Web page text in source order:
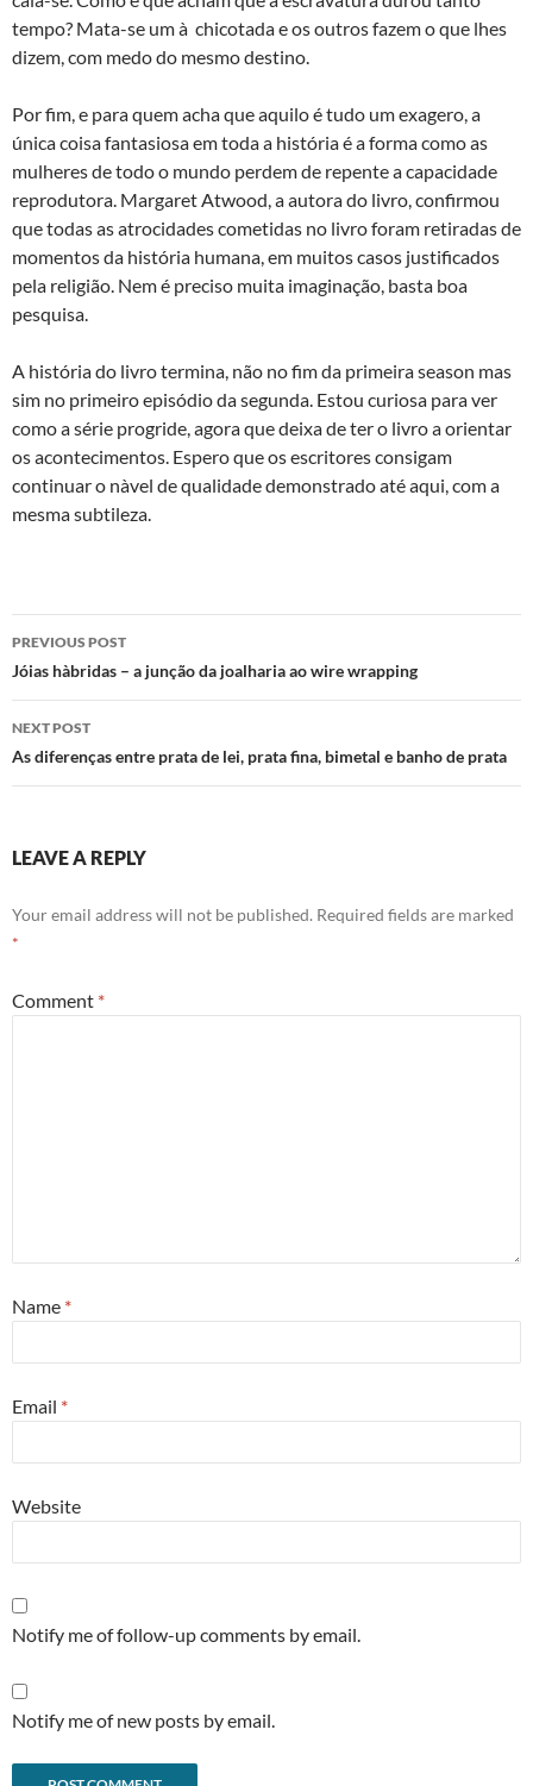
tempo? Mata-se um à chicotada e os outros fazem o que lhes
dizem, com medo do mesmo destino.
Por fim, e para quem acha que aquilo é tudo um exagero, a
única coisa fantasiosa em toda a história é a forma como as
mulheres de todo o mundo perdem de repente a capacidade
reprodutora. Margaret Atwood, a autora do livro, confirmou
que todas as atrocidades cometidas no livro foram retiradas de
momentos da história humana, em muitos casos justificados
pela religião. Nem é preciso muita imaginação, basta boa
pesquisa.
A história do livro termina, não no fim da primeira season mas
sim no primeiro episódio da segunda. Estou curiosa para ver
como a série progride, agora que deixa de ter o livro a orientar
os acontecimentos. Espero que os escritores consigam
continuar o nà­vel de qualidade demonstrado até aqui, com a
mesma subtileza.
Post
navigation
PREVIOUS POST
Jóias hà­bridas – a junção da joalharia ao wire wrapping
NEXT POST
As diferenças entre prata de lei, prata fina, bimetal e banho de prata
LEAVE A REPLY
Your email address will not be published. Required fields are marked
*
Comment *
Name *
Email *
Website
Notify me of follow-up comments by email.
Notify me of new posts by email.